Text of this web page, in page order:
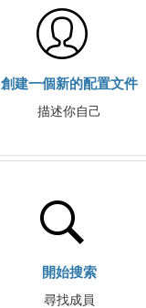
創建一個新的配置文件
描述你自己
開始搜索
尋找成員